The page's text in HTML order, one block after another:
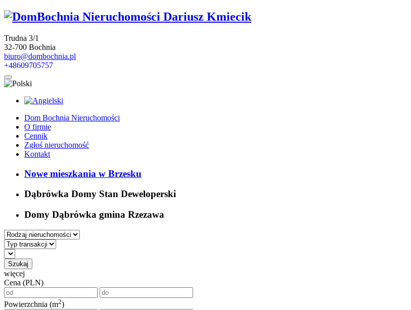
Trudna 3/1
32-700 Bochnia
biuro@dombochnia.pl
+48609705757
Dom Bochnia Nieruchomości
O firmie
Cennik
Zgłoś nieruchomość
Kontakt
Nowe mieszkania w Brzesku
Dąbrówka Domy Stan Deweloperski
Domy Dąbrówka gmina Rzezawa
Szukaj
więcej
Cena (PLN)
Powierzchnia (m2)